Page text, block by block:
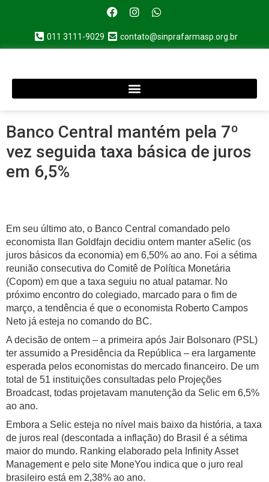
011 3111-9029 contato@sinprafarmasp.org.br
Banco Central mantém pela 7º
vez seguida taxa básica de juros
em 6,5%
Em seu último ato, o Banco Central comandado pelo
economista Ilan Goldfajn decidiu ontem manter aSelic (os
juros básicos da economia) em 6,50% ao ano. Foi a sétima
reunião consecutiva do Comitê de Política Monetária
(Copom) em que a taxa seguiu no atual patamar. No
próximo encontro do colegiado, marcado para o fim de
março, a tendência é que o economista Roberto Campos
Neto já esteja no comando do BC.
A decisão de ontem – a primeira após Jair Bolsonaro (PSL)
ter assumido a Presidência da República – era largamente
esperada pelos economistas do mercado financeiro. De um
total de 51 instituições consultadas pelo Projeções
Broadcast, todas projetavam manutenção da Selic em 6,5%
ao ano.
Embora a Selic esteja no nível mais baixo da história, a taxa
de juros real (descontada a inflação) do Brasil é a sétima
maior do mundo. Ranking elaborado pela Infinity Asset
Management e pelo site MoneYou indica que o juro real
brasileiro está em 2,38% ao ano.